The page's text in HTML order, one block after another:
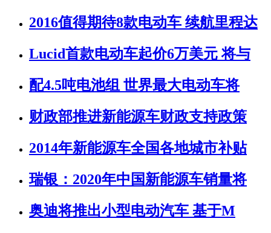
2016值得期待8款电动车 续航里程达
Lucid首款电动车起价6万美元 将与
配4.5吨电池组 世界最大电动车将
财政部推进新能源车财政支持政策
2014年新能源车全国各地城市补贴
瑞银：2020年中国新能源车销量将
奥迪将推出小型电动汽车 基于M